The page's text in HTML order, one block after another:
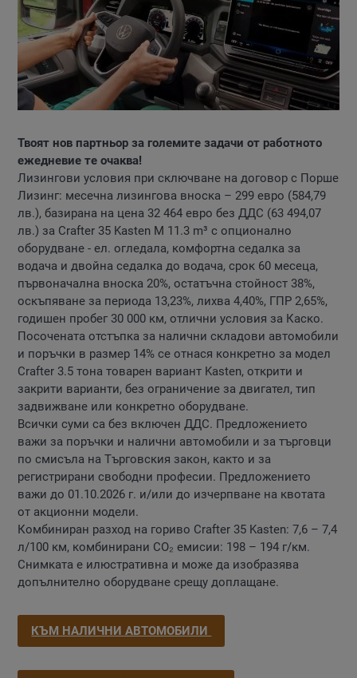
Твоят нов партньор за големите задачи от работното
ежедневие те очаква!
Лизингови условия при сключване на договор с Порше
Лизинг: месечна лизингова вноска – 299 евро (584,79
лв.), базирана на цена 32 464 евро без ДДС (63 494,07
лв.) за Crafter 35 Kasten M 11.3 m³ с опционално
оборудване - ел. огледала, комфортна седалка за
водача и двойна седалка до водача, срок 60 месеца,
първоначална вноска 20%, остатъчна стойност 38%,
оскъпяване за периода 13,23%, лихва 4,40%, ГПР 2,65%,
годишен пробег 30 000 км, отлични условия за Каско.
Посочената отстъпка за налични складови автомобили
и поръчки в размер 14% се отнася конкретно за модел
Crafter 3.5 тона товарен вариант Kasten, открити и
закрити варианти, без ограничение за двигател, тип
задвижване или конкретно оборудване.
Всички суми са без включен ДДС. Предложението
важи за поръчки и налични автомобили и за търговци
по смисъла на Търговския закон, както и за
регистрирани свободни професии. Предложението
важи до 01.10.2026 г. и/или до изчерпване на квотата
от акционни модели.
Комбиниран разход на гориво Crafter 35 Kasten: 7,6 – 7,4
л/100 км, комбинирани CO₂ емисии: 198 – 194 г/км.
Снимката е илюстративна и може да изобразява
допълнително оборудване срещу доплащане.
КЪМ НАЛИЧНИ АВТОМОБИЛИ